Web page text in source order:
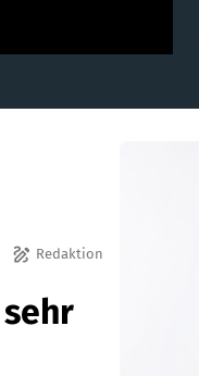
draw Redaktion